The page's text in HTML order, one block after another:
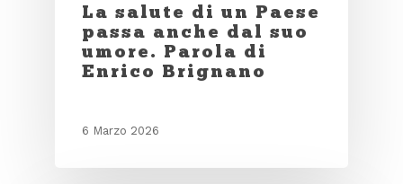
La salute di un Paese
passa anche dal suo
umore. Parola di
Enrico Brignano
6 Marzo 2026